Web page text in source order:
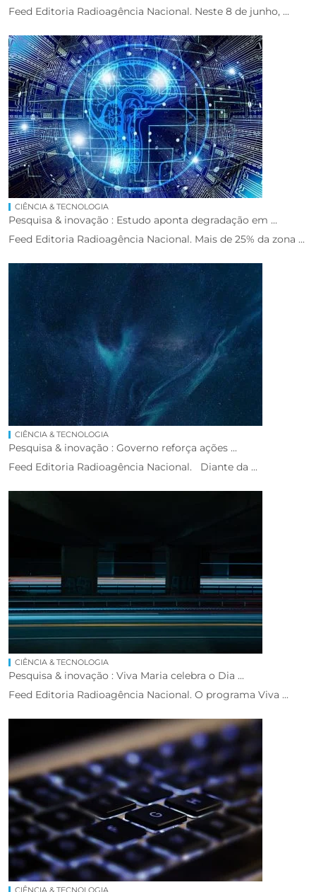
Feed Editoria Radioagência Nacional. Neste 8 de junho, ...
CIÊNCIA & TECNOLOGIA
Pesquisa & inovação : Estudo aponta degradação em ...
Feed Editoria Radioagência Nacional. Mais de 25% da zona ...
CIÊNCIA & TECNOLOGIA
Pesquisa & inovação : Governo reforça ações ...
Feed Editoria Radioagência Nacional. Diante da ...
CIÊNCIA & TECNOLOGIA
Pesquisa & inovação : Viva Maria celebra o Dia ...
Feed Editoria Radioagência Nacional. O programa Viva ...